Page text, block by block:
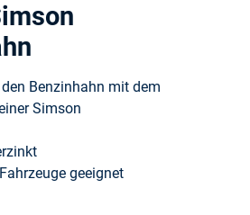
Benzinhahn mit dem
Simson
geeignet